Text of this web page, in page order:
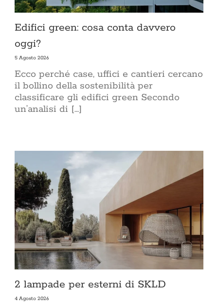
Edifici green: cosa conta davvero
oggi?
5 Agosto 2026
Ecco perché case, uffici e cantieri cercano
il bollino della sostenibilità per
classificare gli edifici green Secondo
un’analisi di [...]
2 lampade per esterni di SKLD
4 Agosto 2026